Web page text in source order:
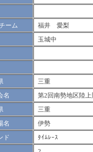
ーム
福井 愛梨
玉城中
三重
名
第2回南勢地区陸
三重
名
伊勢
ド
ﾀｲﾑﾚｰｽ